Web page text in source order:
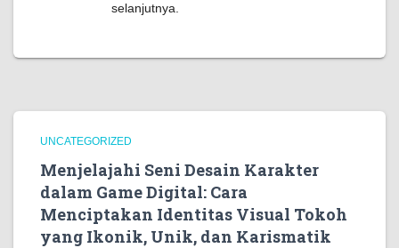
selanjutnya.
UNCATEGORIZED
Menjelajahi Seni Desain Karakter
dalam Game Digital: Cara
Menciptakan Identitas Visual Tokoh
yang Ikonik, Unik, dan Karismatik